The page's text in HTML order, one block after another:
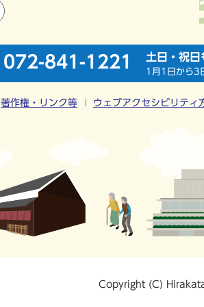
072-841-1221 土日・祝日
1月1日から3
著作権・リンク等 ウェブアクセシビリティ
Copyright (C)